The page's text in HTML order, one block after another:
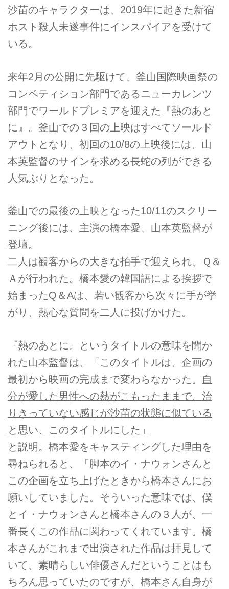
沙苗のキャラクターは、2019年に起きた新宿
ホスト殺人未遂事件にインスパイアを受けて
いる。
来年2月の公開に先駆けて、釜山国際映画祭の
コンペティション部門であるニューカレンツ
部門でワールドプレミアを迎えた『熱のあと
に』。釜山での３回の上映はすべてソールド
アウトとなり、初回の10/8の上映後には、山
本英監督のサインを求める長蛇の列ができる
人気ぶりとなった。
釜山での最後の上映となった10/11のスクリー
ニング後には、 主演の橋本愛、山本英監督が
登壇。
二人は観客からの大きな拍手で迎えられ、Ｑ＆
Ａが行われた。橋本愛の韓国語による挨拶で
始まったQ＆Aは、若い観客から次々に手が挙
がり、熱心な質問を二人に投げかけた。
『熱のあとに』というタイトルの意味を聞か
れた山本監督は、「このタイトルは、企画の
最初から映画の完成まで変わらなかった。 自
分が愛した男性への熱がこもったままで、治
りきっていない感じが沙苗の状態に似ている
と思い、このタイトルにした」
と説明。橋本愛をキャスティングした理由を
尋ねられると、「脚本のイ・ナウォンさんと
この企画を立ち上げたときから橋本さんにお
願いしていました。そういった意味では、僕
とイ・ナウォンさんと橋本さんの３人が、一
番長くこの作品に関わってくれています。橋
本さんがこれまで出演された作品は拝見して
いて、素晴らしい俳優さんだということはも
ちろん思っていたのですが、 橋本さん自身が